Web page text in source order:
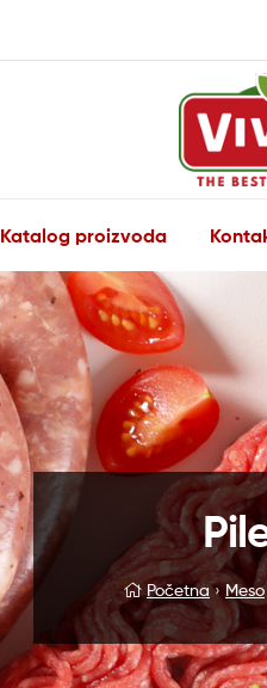
Solution
Katalog proizvoda
Početna›Meso